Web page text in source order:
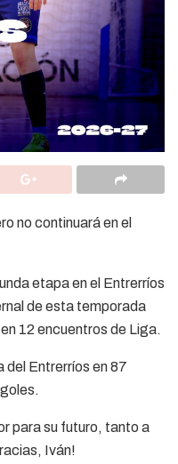
no continuará en el
etapa en el Entrerríos
de esta temporada
12 encuentros de Liga.
del Entrerríos en 87
para su futuro, tanto a
Iván!